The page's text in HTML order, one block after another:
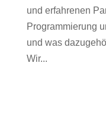
und erfahrenen
Programmierung
und was
Wir...